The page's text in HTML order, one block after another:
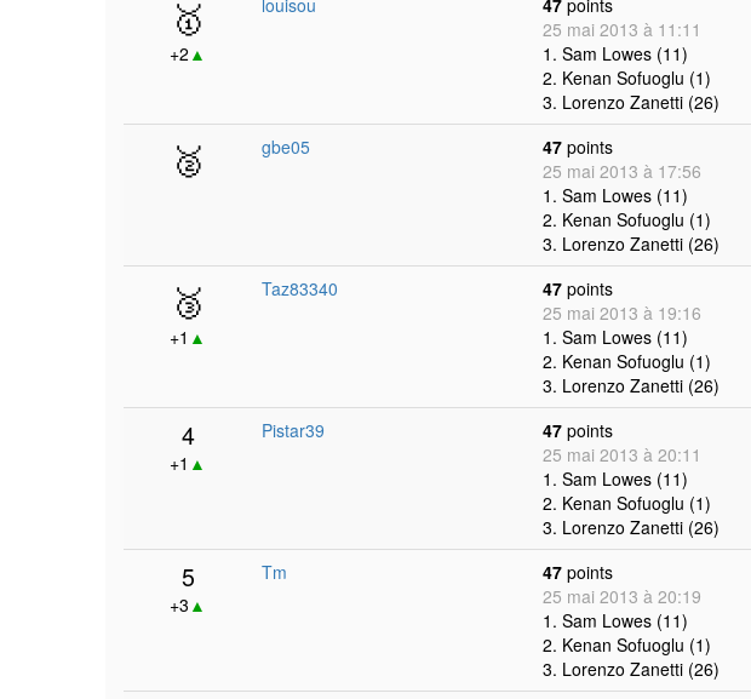
🥇
+2 ▲
louisou 47 points
25 mai 2013 à 11:11
1. Sam Lowes (11)
2. Kenan Sofuoglu (1)
3. Lorenzo Zanetti (26)
🥈 gbe05 47 points
25 mai 2013 à 17:56
1. Sam Lowes (11)
2. Kenan Sofuoglu (1)
3. Lorenzo Zanetti (26)
🥉
+1 ▲
Taz83340 47 points
25 mai 2013 à 19:16
1. Sam Lowes (11)
2. Kenan Sofuoglu (1)
3. Lorenzo Zanetti (26)
4
+1 ▲
Pistar39 47 points
25 mai 2013 à 20:11
1. Sam Lowes (11)
2. Kenan Sofuoglu (1)
3. Lorenzo Zanetti (26)
5
+3 ▲
Tm 47 points
25 mai 2013 à 20:19
1. Sam Lowes (11)
2. Kenan Sofuoglu (1)
3. Lorenzo Zanetti (26)